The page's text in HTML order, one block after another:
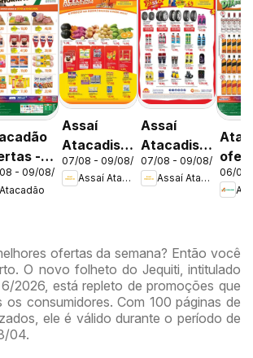
-
- 09/08/2026
Atacadão
Assaí
Atacadista
ofertas -
DF
07/08 - 09/08/2026
Assaí Atacadista
Assaí
Atacadista
ofertas -
DF
07/08 - 09/08/2026
Assaí Atacadista
DF
06/08
ofertas da semana? Então você
O novo folheto do Jequiti, intitulado
2026, está repleto de promoções que
os consumidores. Com 100 páginas de
ele é válido durante o período de
04.